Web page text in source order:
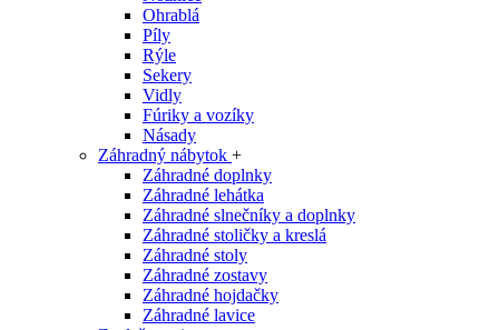
Ohrablá
Píly
Rýle
Sekery
Vidly
Fúriky a vozíky
Násady
Záhradný nábytok +
Záhradné doplnky
Záhradné lehátka
Záhradné slnečníky a doplnky
Záhradné stoličky a kreslá
Záhradné stoly
Záhradné zostavy
Záhradné hojdačky
Záhradné lavice